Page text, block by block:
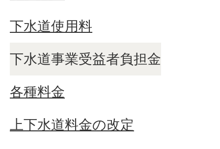
下水道使用料
下水道事業受益者負担金
各種料金
上下水道料金の改定